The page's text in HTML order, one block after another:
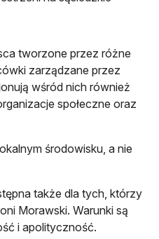
tworzone przez różne
zarządzane przez
wśród nich również
społeczne oraz
środowisku, a nie
także dla tych, którzy
Morawski. Warunki są
i apolityczność.